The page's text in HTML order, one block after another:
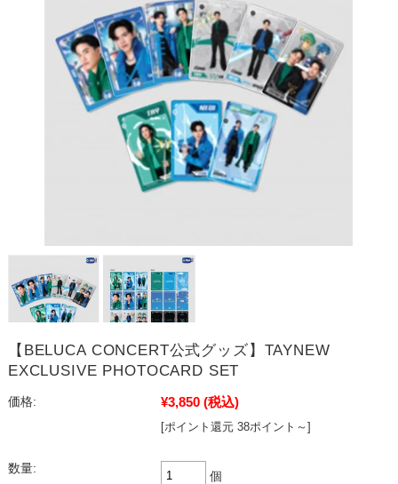
【BELUCA CONCERT公式グッズ】TAYNEW
EXCLUSIVE PHOTOCARD SET
価格: ¥3,850 (税込)
[ポイント還元 38ポイント～]
数量:
個